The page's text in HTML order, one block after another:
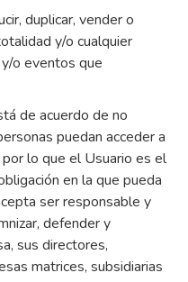
duplicar, vender o
y/o cualquier
o eventos que
de acuerdo de no
puedan acceder a
lo que el Usuario es el
en la que pueda
ser responsable y
defender y
sus directores,
matrices, subsidiarias